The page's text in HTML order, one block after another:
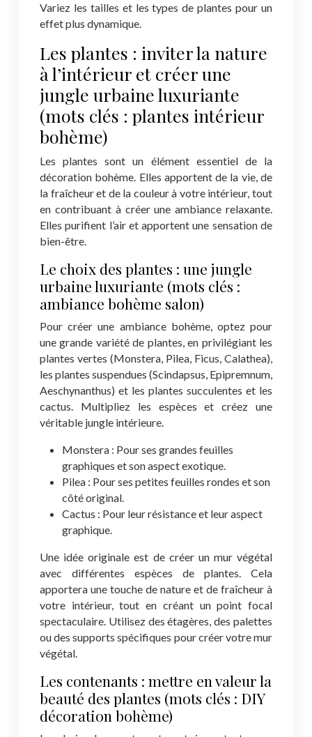
Variez les tailles et les types de plantes pour un
effet plus dynamique.
Les plantes : inviter la nature
à l’intérieur et créer une
jungle urbaine luxuriante
(mots clés : plantes intérieur
bohème)
Les plantes sont un élément essentiel de la
décoration bohème. Elles apportent de la vie, de
la fraîcheur et de la couleur à votre intérieur, tout
en contribuant à créer une ambiance relaxante.
Elles purifient l’air et apportent une sensation de
bien-être.
Le choix des plantes : une jungle
urbaine luxuriante (mots clés :
ambiance bohème salon)
Pour créer une ambiance bohème, optez pour
une grande variété de plantes, en privilégiant les
plantes vertes (Monstera, Pilea, Ficus, Calathea),
les plantes suspendues (Scindapsus, Epipremnum,
Aeschynanthus) et les plantes succulentes et les
cactus. Multipliez les espèces et créez une
véritable jungle intérieure.
Monstera : Pour ses grandes feuilles
graphiques et son aspect exotique.
Pilea : Pour ses petites feuilles rondes et son
côté original.
Cactus : Pour leur résistance et leur aspect
graphique.
Une idée originale est de créer un mur végétal
avec différentes espèces de plantes. Cela
apportera une touche de nature et de fraîcheur à
votre intérieur, tout en créant un point focal
spectaculaire. Utilisez des étagères, des palettes
ou des supports spécifiques pour créer votre mur
végétal.
Les contenants : mettre en valeur la
beauté des plantes (mots clés : DIY
décoration bohème)